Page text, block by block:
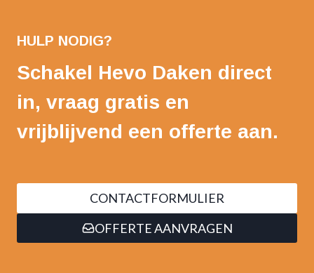
HULP NODIG?
Schakel Hevo Daken direct
in, vraag gratis en
vrijblijvend een offerte aan.
CONTACTFORMULIER
OFFERTE AANVRAGEN